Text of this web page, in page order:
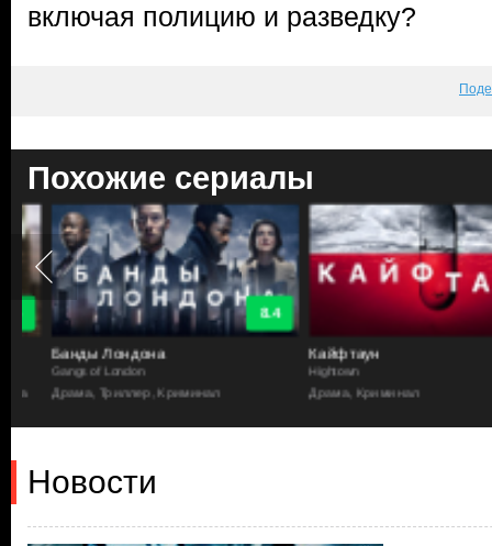
включая полицию и разведку?
Похожие сериалы
8.4
Банды Лондона
Gangs of London
Драма, Триллер, Криминал
Кайфтаун
Hightown
Драма, Криминал
Новости